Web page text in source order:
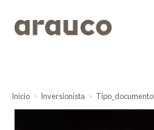
Inicio Inversionista Tipo_documento